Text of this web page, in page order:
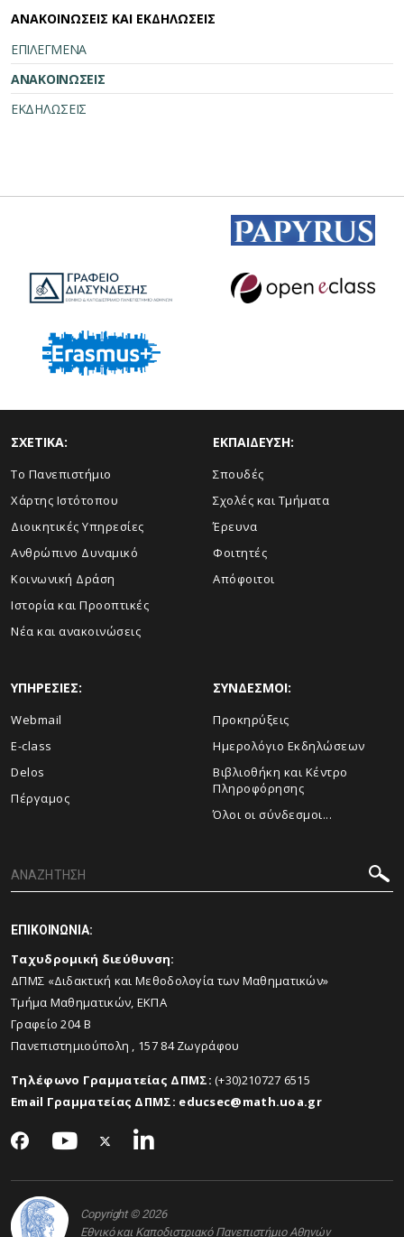
ΑΝΑΚΟΙΝΩΣΕΙΣ ΚΑΙ ΕΚΔΗΛΩΣΕΙΣ
ΕΠΙΛΕΓΜΕΝΑ
ΑΝΑΚΟΙΝΩΣΕΙΣ
ΕΚΔΗΛΩΣΕΙΣ
ΣΧΕΤΙΚΑ:
Το Πανεπιστήμιο
Χάρτης Ιστότοπου
Διοικητικές Υπηρεσίες
Ανθρώπινο Δυναμικό
Κοινωνική Δράση
Ιστορία και Προοπτικές
Νέα και ανακοινώσεις
ΕΚΠΑΙΔΕΥΣΗ:
Σπουδές
Σχολές και Τμήματα
Έρευνα
Φοιτητές
Απόφοιτοι
ΥΠΗΡΕΣΙΕΣ:
Webmail
E-class
Delos
Πέργαμος
ΣΥΝΔΕΣΜΟΙ:
Προκηρύξεις
Ημερολόγιο Εκδηλώσεων
Βιβλιοθήκη και Κέντρο
Πληροφόρησης
Όλοι οι σύνδεσμοι...
ΕΠΙΚΟΙΝΩΝΙΑ:
Ταχυδρομική διεύθυνση:
ΔΠΜΣ «Διδακτική και Μεθοδολογία των Μαθηματικών»
Τμήμα Μαθηματικών, ΕΚΠΑ
Γραφείο 204 Β
Πανεπιστημιούπολη , 157 84 Ζωγράφου
Τηλέφωνο Γραμματείας ΔΠΜΣ:(+30)210727 6515
Email Γραμματείας ΔΠΜΣ: educsec@math.uoa.gr
Copyright © 2026
Εθνικό και Καποδιστριακό Πανεπιστήμιο Αθηνών